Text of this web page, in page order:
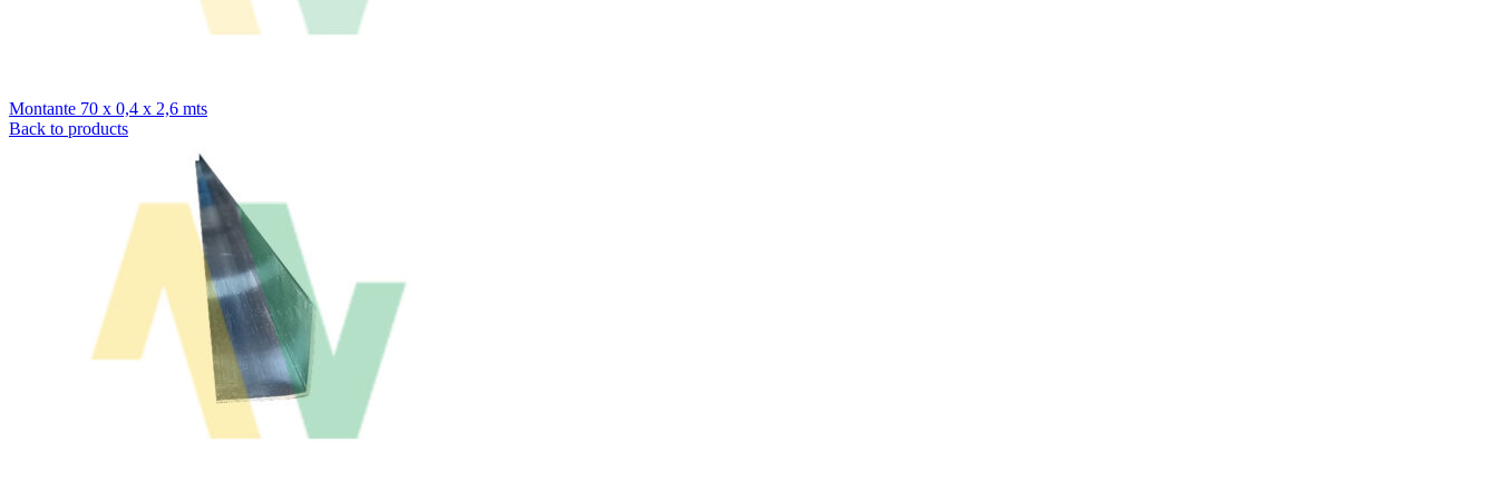
Montante 70 x 0,4 x 2,6 mts
Back to products